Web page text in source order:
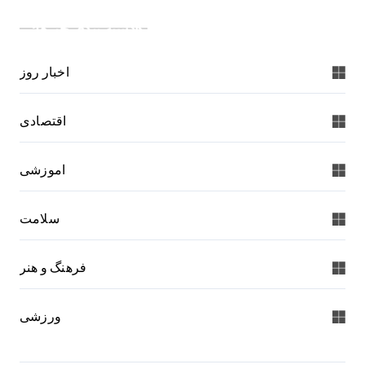
دسته بندی خبرها:
اخبار روز
اقتصادی
اموزشی
سلامت
فرهنگ و هنر
ورزشی